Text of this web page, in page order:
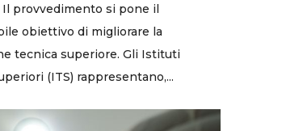
provvedimento si pone il
obiettivo di migliorare la
tecnica superiore. Gli Istituti
(ITS) rappresentano,...